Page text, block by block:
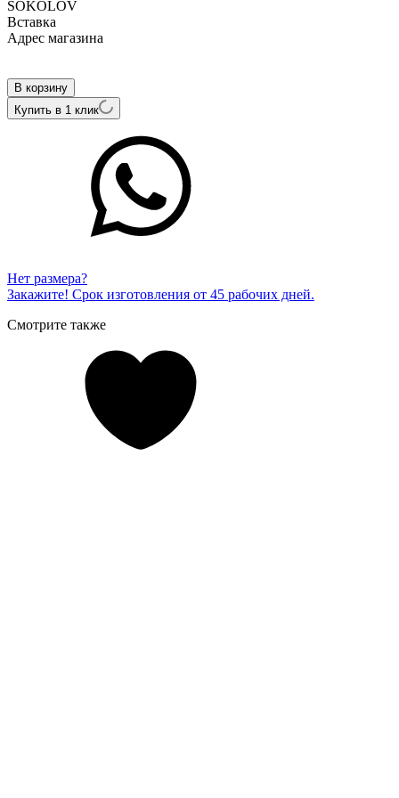
SOKOLOV
Вcтавка
Адрес магазина
В корзину
Купить в 1 клик
Нет размера?
Закажите! Срок изготовления от 45 рабочих дней.
Смотрите также